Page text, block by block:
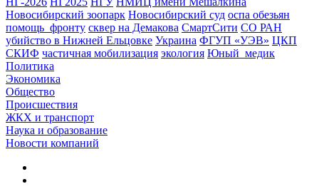
Новосибирский зоопарк Новосибирский суд оспа обезьян
помощь_фронту сквер на Демакова СмартСити СО РАН
убийство в Нижней Ельцовке Украина ФГУП «УЭВ» ЦКП
СКИФ частичная мобилизация экология Юный_медик
Политика
Экономика
Общество
Происшествия
ЖКХ и транспорт
Наука и образование
Новости компаний